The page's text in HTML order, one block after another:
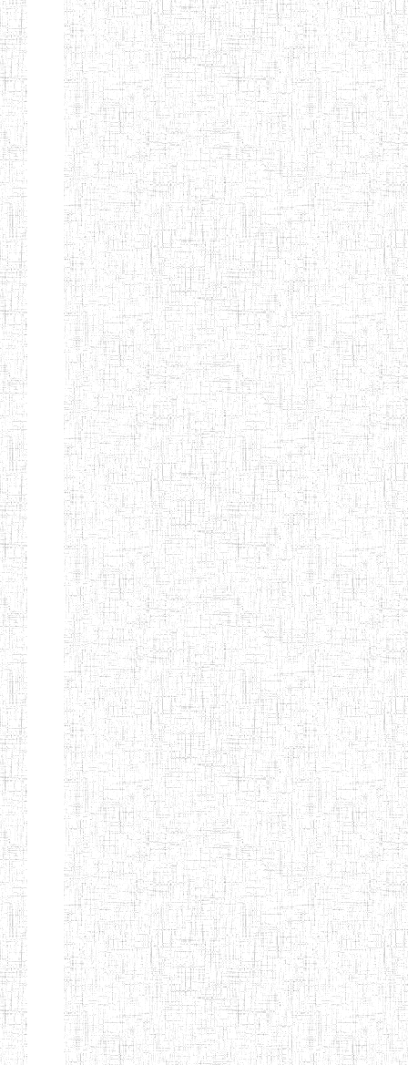
BILINGUE
SENTTI-IBES
ENIEG PRIVEE
BILINGUE LES
ROSSIGNOLS
MAJORS
06/06/2016 ENIEG Privé
ENI PRIVEE
LAIQUE
22/09/2000 ENIEG Privé
ENIEG BERYLA 06/06/2014 ENIEG Privé
ENIEG
L'EXCELLENCE
28/08/2009 ENIEG Privé
ENIEG DES
NATIONS
10/07/2001 ENIEG Privé
ENIET PAUL
MOMO
23/07/2014 ENIET Privé
ENIEG PRIVEE
TCHEB'S
10/07/2008 ENIEG Privé
ENIEG PRIVEE
BILINGUE
INCLUSIVE
LOUIS
BRAILLE DU
CJARC
12/07/2019 ENIEG Privé
ENIEG LA
PENSEE
28/12/2007 ENIEG Privé
ENIEG PRIVEE
AIME-CESAIRE
28/08/2009 ENIEG Privé
ENIEG
SIANTOU
03/06/2014 ENIEG Privé
ENIEG LA
26/05/2014 ENIEG Privé